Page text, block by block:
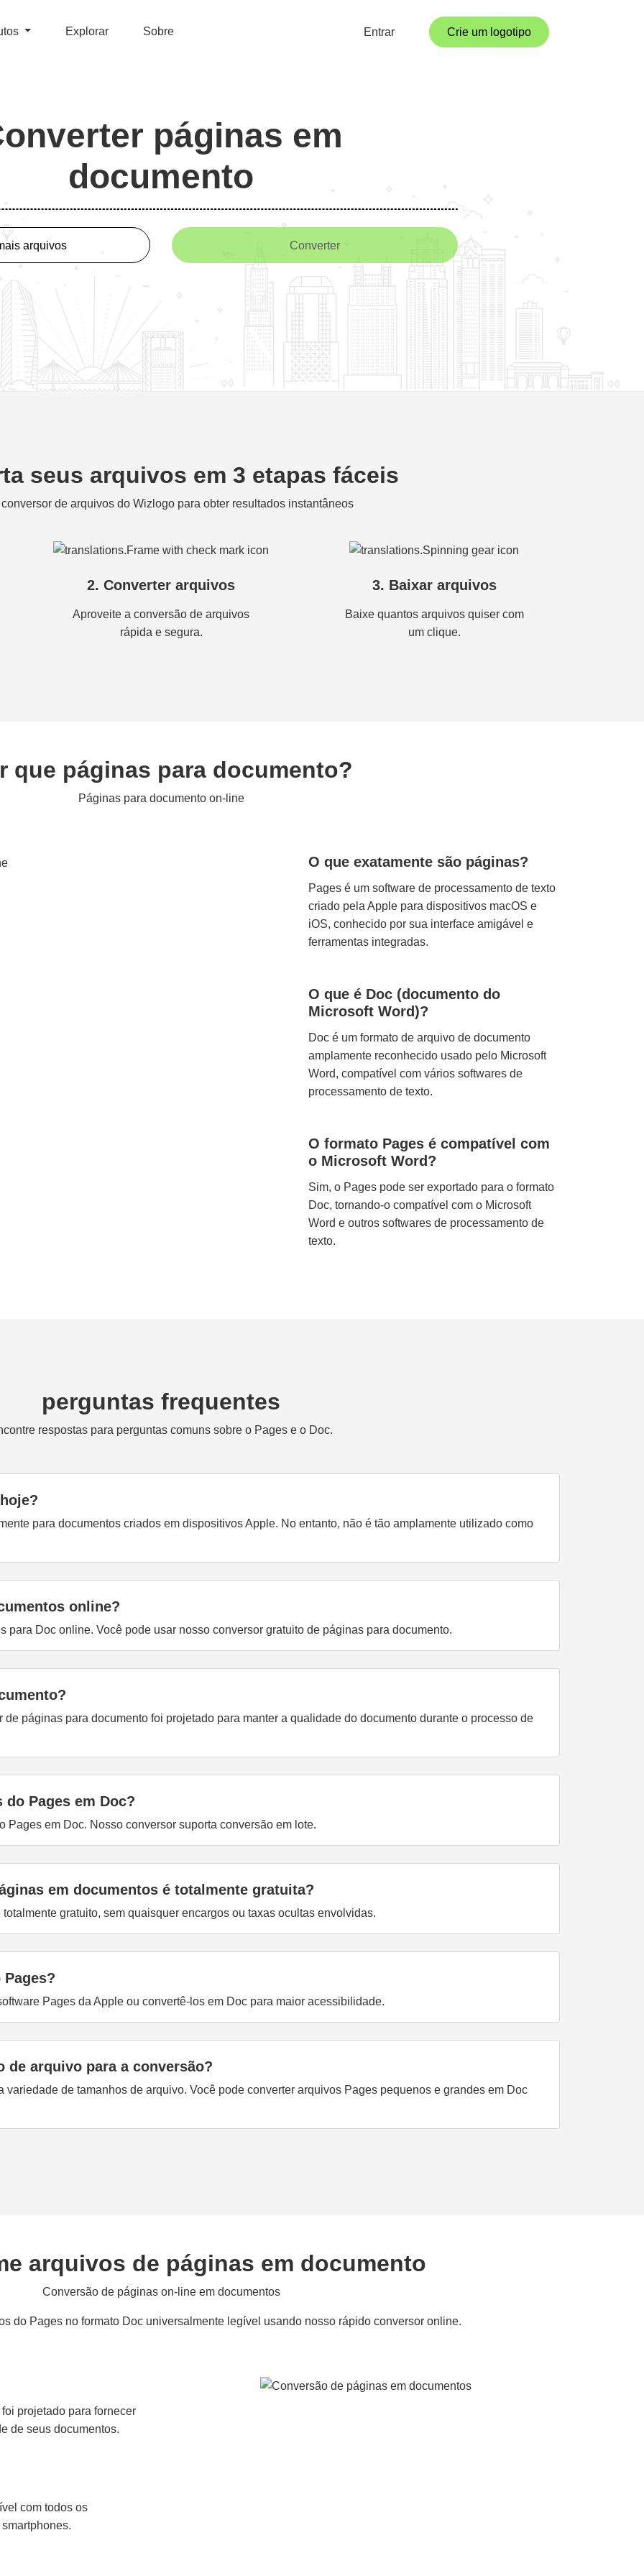
Explorar Sobre Entrar Crie um logotipo
páginas em
documento
arquivos Converter
seus arquivos em 3 etapas fáceis
de arquivos do Wizlogo para obter resultados instantâneos
2. Converter arquivos
Aproveite a conversão de arquivos
rápida e segura.
3. Baixar arquivos
Baixe quantos arquivos quiser com
um clique.
que páginas para documento?
Páginas para documento on-line
O que exatamente são páginas?
Pages é um software de processamento de texto
criado pela Apple para dispositivos macOS e
iOS, conhecido por sua interface amigável e
ferramentas integradas.
O que é Doc (documento do
Microsoft Word)?
Doc é um formato de arquivo de documento
amplamente reconhecido usado pelo Microsoft
Word, compatível com vários softwares de
processamento de texto.
O formato Pages é compatível com
o Microsoft Word?
Sim, o Pages pode ser exportado para o formato
Doc, tornando-o compatível com o Microsoft
Word e outros softwares de processamento de
texto.
perguntas frequentes
respostas para perguntas comuns sobre o Pages e o Doc.
para documentos criados em dispositivos Apple. No entanto, não é tão amplamente utilizado como
online?
para Doc online. Você pode usar nosso conversor gratuito de páginas para documento.
páginas para documento foi projetado para manter a qualidade do documento durante o processo de
Pages em Doc?
Pages em Doc. Nosso conversor suporta conversão em lote.
em documentos é totalmente gratuita?
gratuito, sem quaisquer encargos ou taxas ocultas envolvidas.
Pages da Apple ou convertê-los em Doc para maior acessibilidade.
de arquivo para a conversão?
de tamanhos de arquivo. Você pode converter arquivos Pages pequenos e grandes em Doc
arquivos de páginas em documento
Conversão de páginas on-line em documentos
do Pages no formato Doc universalmente legível usando nosso rápido conversor online.
projetado para fornecer
de seus documentos.
com todos os